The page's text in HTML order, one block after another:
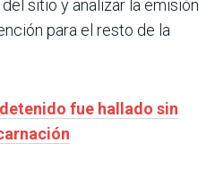
sitio y analizar la emisión
para el resto de la
fue hallado sin